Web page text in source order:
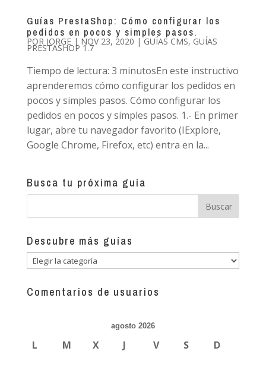
Guías PrestaShop: Cómo configurar los
pedidos en pocos y simples pasos.
POR JORGE| NOV 23, 2020 |GUÍAS CMS, GUÍAS
PRESTASHOP 1.7
Tiempo de lectura: 3 minutosEn este instructivo
aprenderemos cómo configurar los pedidos en
pocos y simples pasos. Cómo configurar los
pedidos en pocos y simples pasos. 1.- En primer
lugar, abre tu navegador favorito (IExplore,
Google Chrome, Firefox, etc) entra en la...
Busca tu próxima guía
Descubre más guías
Descubre
guías
Comentarios de usuarios
agosto 2026
L M X J V S D